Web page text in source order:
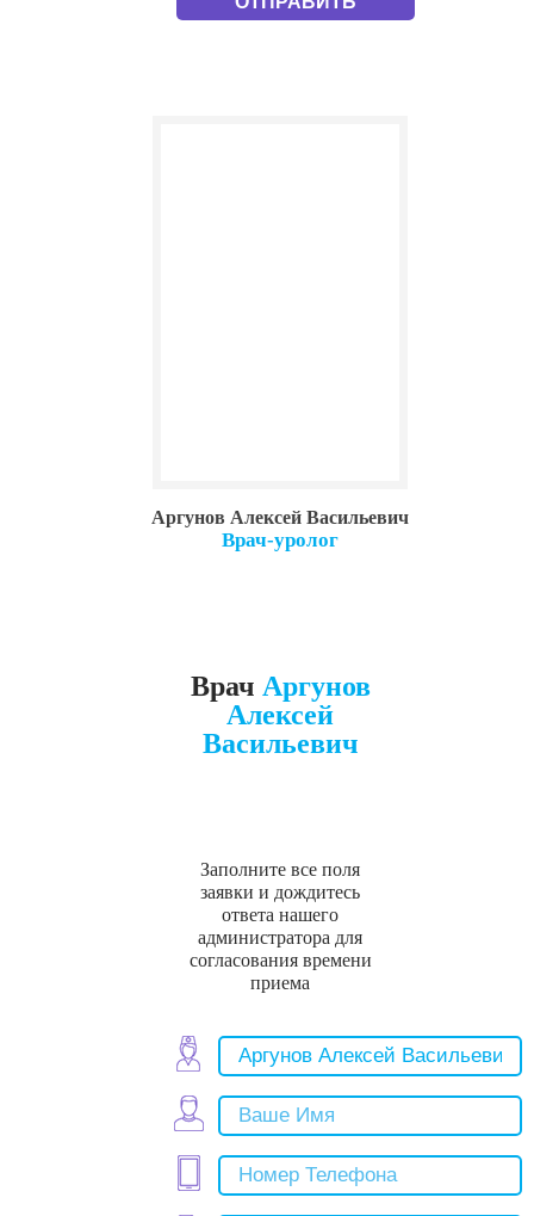
Аргунов Алексей Васильевич
Врач-уролог
Врач Аргунов
Алексей
Васильевич
Заполните все поля
заявки и дождитесь
ответа нашего
администратора для
согласования времени
приема